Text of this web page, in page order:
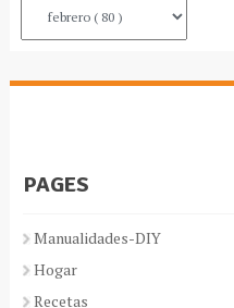
PAGES
Manualidades-DIY
Hogar
Recetas